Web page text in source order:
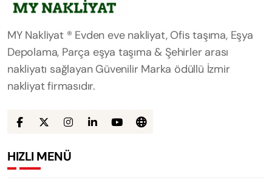
MY Nakliyat ® Evden eve nakliyat, Ofis taşıma, Eşya
Depolama, Parça eşya taşıma & Şehirler arası
nakliyatı sağlayan Güvenilir Marka ödüllü İzmir
nakliyat firmasıdır.
HIZLI MENÜ